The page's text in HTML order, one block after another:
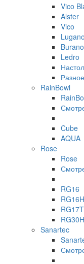
Vico
Alster
Vico
Lugano
Burano
Ledro
Разное
RainBowl
Cube
AQUA
Rose
Rose
RG16
RG16H
RG17T
RG30H
Sanartec